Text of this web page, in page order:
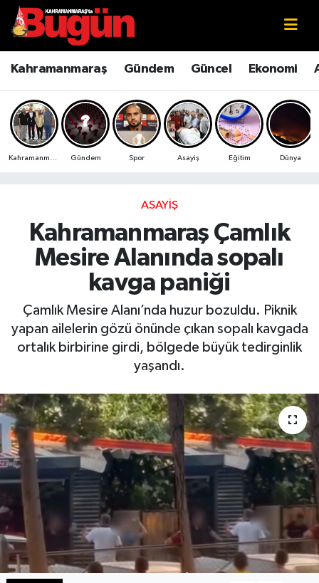
Kahramanmaraş Gündem Güncel Ekonomi
Gündem Spor Asayiş Eğitim Dünya
ASAYIŞ
Kahramanmaraş Çamlık
Mesire Alanında sopalı
kavga paniği
Çamlık Mesire Alanı’nda huzur bozuldu. Piknik
yapan ailelerin gözü önünde çıkan sopalı kavgada
ortalık birbirine girdi, bölgede büyük tedirginlik
yaşandı.
Kahramanmaraş
Kahramanmaraş Sokak Röportajları
Bilim ve Teknoloji
Çevre
Ekonomi
Güncel
Haberde İnsan
Magazin
Manşet Altı
Manşetler
Resmi İlan
Sağlık
Kahramanmaraş Nöbetçi Eczaneler
Kahramanmaraş Hava Durumu
Kahramanmaraş Namaz Vakitleri
Kahramanmaraş Trafik Yoğunluk Haritası
Süper Lig Puan Durumu ve Fikstür
Tüm Manşetler
Son Dakika Haberleri
Haber Arşivi